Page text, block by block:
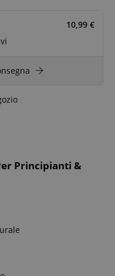
Principianti &
10,99 €